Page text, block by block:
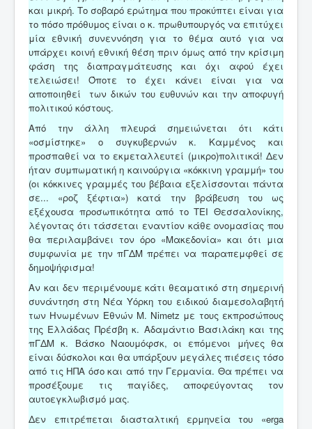
και μικρή. Το σοβαρό ερώτημα που προκύπτει είναι για
το πόσο πρόθυμος είναι ο κ. πρωθυπουργός να επιτύχει
μία εθνική συνεννόηση για το θέμα αυτό για να
υπάρχει κοινή εθνική θέση πριν όμως από την κρίσιμη
φάση της διαπραγμάτευσης και όχι αφού έχει
τελειώσει! Όποτε το έχει κάνει είναι για να
αποποιηθεί των δικών του ευθυνών και την αποφυγή
πολιτικού κόστους.
Από την άλλη πλευρά σημειώνεται ότι κάτι
«οσμίστηκε» ο συγκυβερνών κ. Καμμένος και
προσπαθεί να το εκμεταλλευτεί (μικρο)πολιτικά! Δεν
ήταν συμπωματική η καινούργια «κόκκινη γραμμή» του
(οι κόκκινες γραμμές του βέβαια εξελίσσονται πάντα
σε... «ροζ ξέφτια») κατά την βράβευση του ως
εξέχουσα προσωπικότητα από το ΤΕΙ Θεσσαλονίκης,
λέγοντας ότι τάσσεται εναντίον κάθε ονομασίας που
θα περιλαμβάνει τον όρο «Μακεδονία» και ότι μια
συμφωνία με την πΓΔΜ πρέπει να παραπεμφθεί σε
δημοψήφισμα!
Αν και δεν περιμένουμε κάτι θεαματικό στη σημερινή
συνάντηση στη Νέα Υόρκη του ειδικού διαμεσολαβητή
των Ηνωμένων Εθνών M. Nimetz με τους εκπροσώπους
της Ελλάδας Πρέσβη κ. Αδαμάντιο Βασιλάκη και της
πΓΔΜ κ. Βάσκο Ναουμόφσκ, οι επόμενοι μήνες θα
είναι δύσκολοι και θα υπάρξουν μεγάλες πιέσεις τόσο
από τις ΗΠΑ όσο και από την Γερμανία. Θα πρέπει να
προσέξουμε τις παγίδες, αποφεύγοντας τον
αυτοεγκλωβισμό μας.
Δεν επιτρέπεται διασταλτική ερμηνεία του «erga